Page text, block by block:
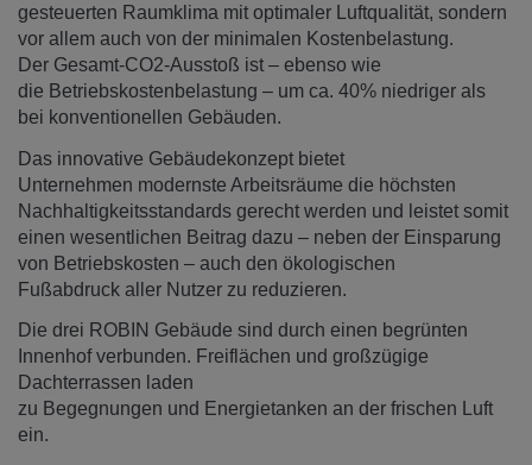
gesteuerten Raumklima mit optimaler Luftqualität, sondern
vor allem auch von der minimalen Kostenbelastung.
Der Gesamt-CO2-Ausstoß ist – ebenso wie
die Betriebskostenbelastung – um ca. 40% niedriger als
bei konventionellen Gebäuden.
Das innovative Gebäudekonzept bietet
Unternehmen modernste Arbeitsräume die höchsten
Nachhaltigkeitsstandards gerecht werden und leistet somit
einen wesentlichen Beitrag dazu – neben der Einsparung
von Betriebskosten – auch den ökologischen
Fußabdruck aller Nutzer zu reduzieren.
Die drei ROBIN Gebäude sind durch einen begrünten
Innenhof verbunden. Freiflächen und großzügige
Dachterrassen laden
zu Begegnungen und Energietanken an der frischen Luft
ein.